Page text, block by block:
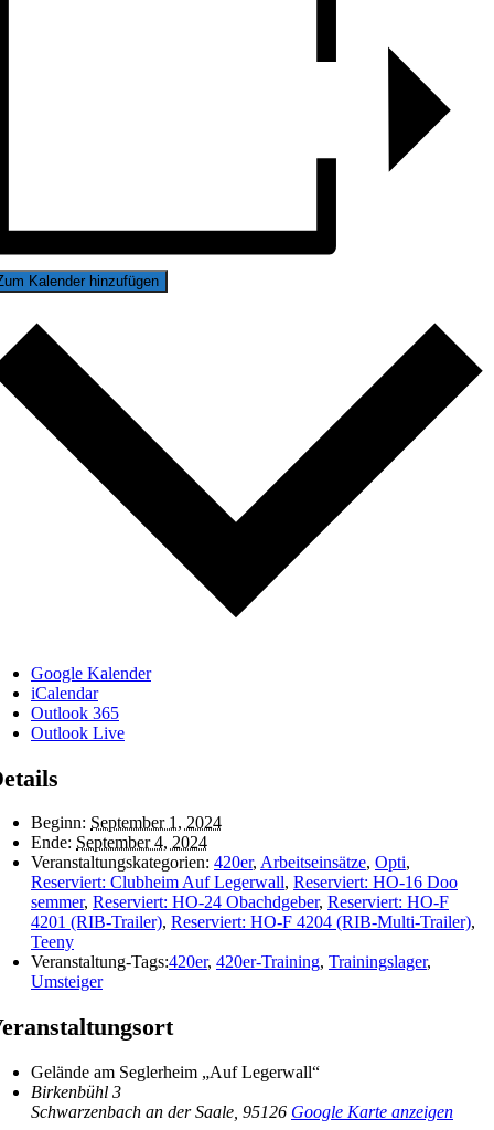
Kalender hinzufügen
Google Kalender
iCalendar
Outlook 365
Outlook Live
Beginn: September 1, 2024
Ende: September 4, 2024
Veranstaltungskategorien: 420er, Arbeitseinsätze, Opti,
Reserviert: Clubheim Auf Legerwall, Reserviert: HO-16 Doo
semmer, Reserviert: HO-24 Obachdgeber, Reserviert: HO-F
4201 (RIB-Trailer), Reserviert: HO-F 4204 (RIB-Multi-Trailer),
Teeny
Veranstaltung-Tags:420er, 420er-Training, Trainingslager,
Umsteiger
Gelände am Seglerheim „Auf Legerwall“
Birkenbühl 3
Schwarzenbach an der Saale 95126 Google Karte anzeigen